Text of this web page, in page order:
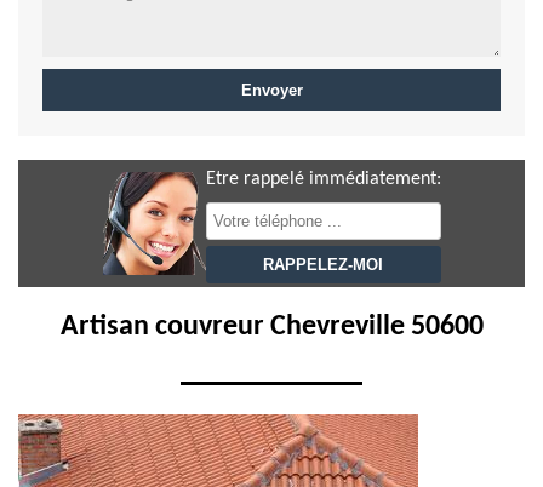
Etre rappelé immédiatement:
Artisan couvreur Chevreville 50600